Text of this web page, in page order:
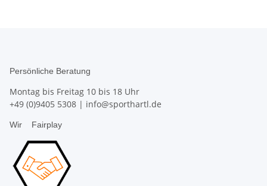
Persönliche Beratung
Montag bis Freitag 10 bis 18 Uhr
+49 (0)9405 5308 | info@sporthartl.de
Wir Fairplay